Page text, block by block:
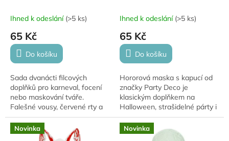
Ihned k odeslání (>5 ks)
65 Kč
Do košíku
Sada dvanácti filcových
doplňků pro karneval, focení
nebo maskování tváře.
Falešné vousy, červené rty a
legrační brýle, to vše na
dřevěných špejlích. Ideální na
foto párty,...
Ihned k odeslání (>5 ks)
65 Kč
Do košíku
Hororová maska s kapucí od
značky Party Deco je
klasickým doplňkem na
Halloween, strašidelné párty i
tematické akce. Ikonický
design děsivého ducha s
černou kapucí zaručeně...
Novinka Novinka